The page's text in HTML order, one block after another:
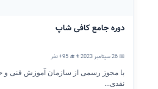
دوره جامع کافی شاپ
📅 26 سپتامبر 2023
👨‍🎓 95+ نفر
با مجوز رسمی از سازمان آموزش فنی و
نقدی...